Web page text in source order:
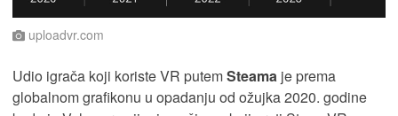
uploadvr.com
Udio igrača koji koriste VR putemSteama je prema
globalnom grafikonu u opadanju od ožujka 2020. godine